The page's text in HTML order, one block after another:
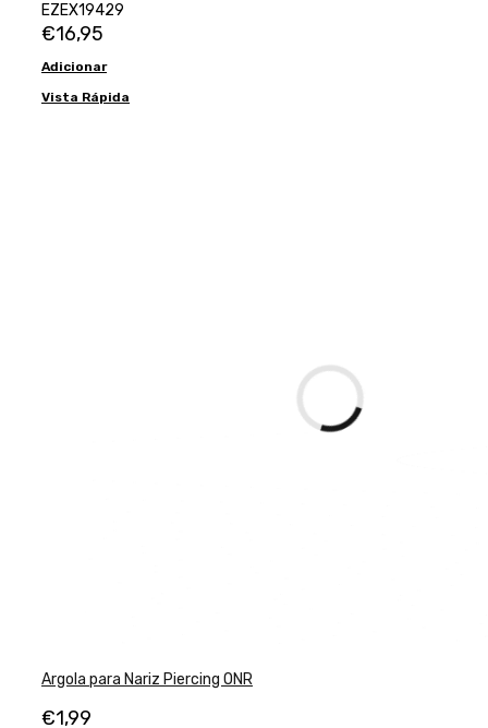
EZEX19429
€16,95
Adicionar
Vista Rápida
Argola para Nariz Piercing ONR
€1,99